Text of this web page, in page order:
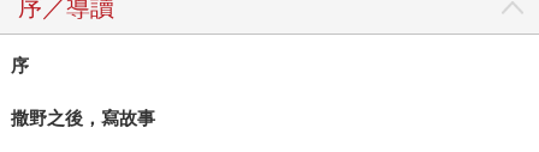
序／導讀
序
撒野之後，寫故事